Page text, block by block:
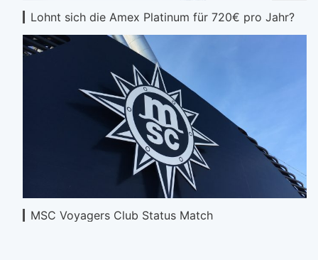
Lohnt sich die Amex Platinum für 720€ pro Jahr?
MSC Voyagers Club Status Match